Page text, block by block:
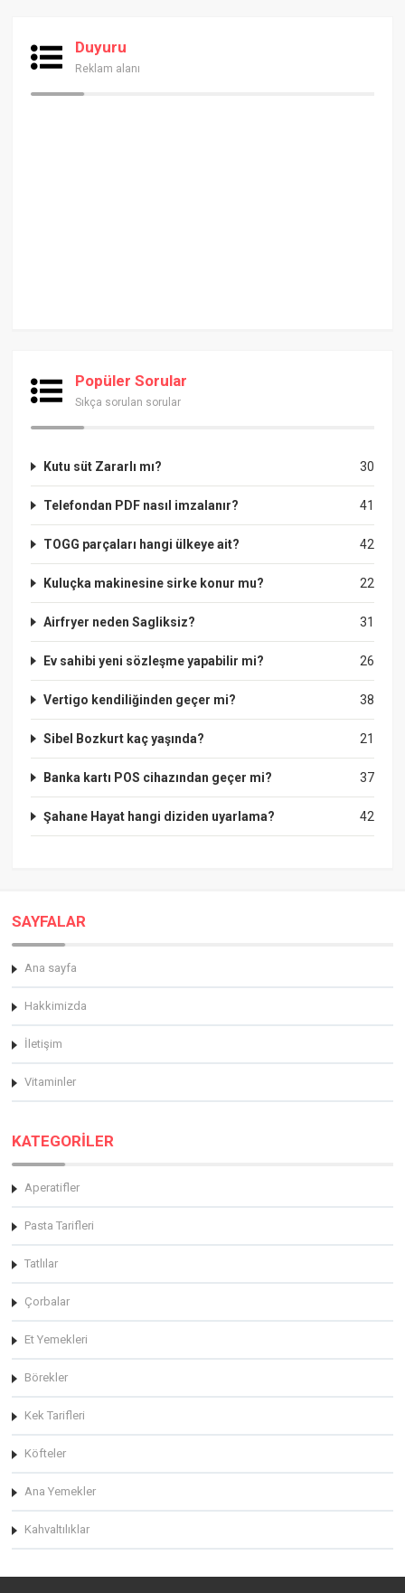
Duyuru
Reklam alanı
Popüler Sorular
Sıkça sorulan sorular
30
Kutu süt Zararlı mı?
41
Telefondan PDF nasıl imzalanır?
42
TOGG parçaları hangi ülkeye ait?
22
Kuluçka makinesine sirke konur mu?
31
Airfryer neden Sagliksiz?
26
Ev sahibi yeni sözleşme yapabilir mi?
38
Vertigo kendiliğinden geçer mi?
21
Sibel Bozkurt kaç yaşında?
37
Banka kartı POS cihazından geçer mi?
42
Şahane Hayat hangi diziden uyarlama?
SAYFALAR
Ana sayfa
Hakkimizda
İletişim
Vitaminler
KATEGORİLER
Aperatifler
Pasta Tarifleri
Tatlılar
Çorbalar
Et Yemekleri
Börekler
Kek Tarifleri
Köfteler
Ana Yemekler
Kahvaltılıklar